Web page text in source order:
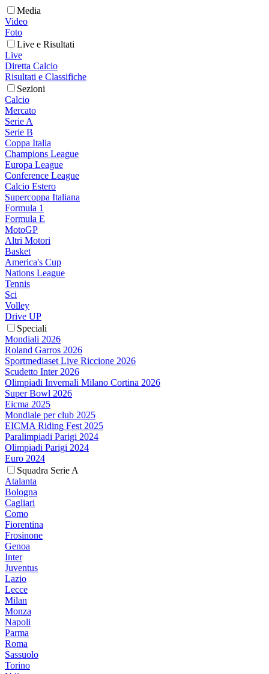
Media
Video
Foto
Live e Risultati
Live
Diretta Calcio
Risultati e Classifiche
Sezioni
Calcio
Mercato
Serie A
Serie B
Coppa Italia
Champions League
Europa League
Conference League
Calcio Estero
Supercoppa Italiana
Formula 1
Formula E
MotoGP
Altri Motori
Basket
America's Cup
Nations League
Tennis
Sci
Volley
Drive UP
Speciali
Mondiali 2026
Roland Garros 2026
Sportmediaset Live Riccione 2026
Scudetto Inter 2026
Olimpiadi Invernali Milano Cortina 2026
Super Bowl 2026
Eicma 2025
Mondiale per club 2025
EICMA Riding Fest 2025
Paralimpiadi Parigi 2024
Olimpiadi Parigi 2024
Euro 2024
Squadra Serie A
Atalanta
Bologna
Cagliari
Como
Fiorentina
Frosinone
Genoa
Inter
Juventus
Lazio
Lecce
Milan
Monza
Napoli
Parma
Roma
Sassuolo
Torino